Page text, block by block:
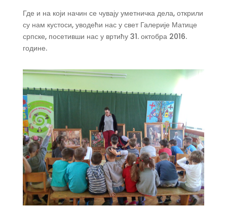
Где и на који начин се чувају уметничка дела, открили
су нам кустоси, уводећи нас у свет Галерије Матице
српске, посетивши нас у вртићу 31. октобра 2016.
године.